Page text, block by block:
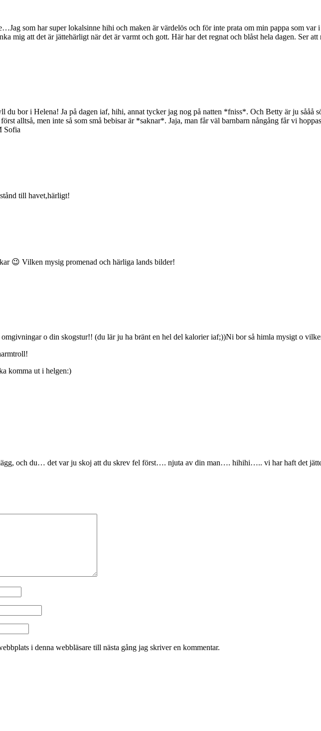
som har super lokalsinne hihi och maken är värdelös och för inte prata om min pappa som
mig att det är jättehärligt när det är varmt och gott. Här har det regnat och blåst hela dagen. Ser
bor i Helena! Ja på dagen iaf, hihi, annat tycker jag nog på natten *fniss*. Och Betty är ju sååå
alltså, men inte så som små bebisar är *saknar*. Jaja, man får väl barnbarn nångång får vi
Sofia
till havet,härligt!
😉 Vilken mysig promenad och härliga lands bilder!
o din skogstur!! (du lär ju ha bränt en hel del kalorier iaf;))Ni bor så himla mysigt o
komma ut i helgen:)
och du… det var ju skoj att du skrev fel först…. njuta av din man…. hihihi….. vi har haft det
i denna webbläsare till nästa gång jag skriver en kommentar.